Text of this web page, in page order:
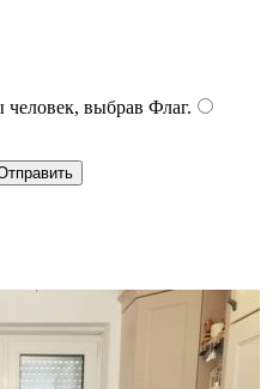
выбрав Флаг.